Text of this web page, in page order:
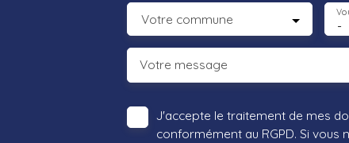
Votre commune -
Votre message
J'accepte le traitement de mes
conformément au RGPD. Si